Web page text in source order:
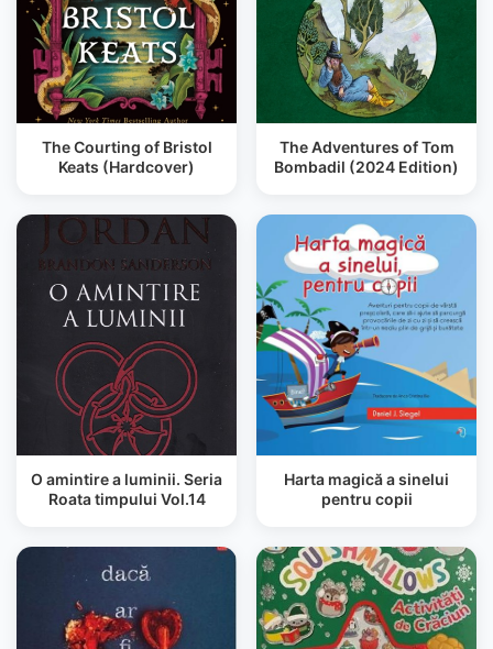
The Courting of Bristol
Keats (Hardcover)
The Adventures of Tom
Bombadil (2024 Edition)
O amintire a luminii. Seria
Roata timpului Vol.14
Harta magică a sinelui
pentru copii